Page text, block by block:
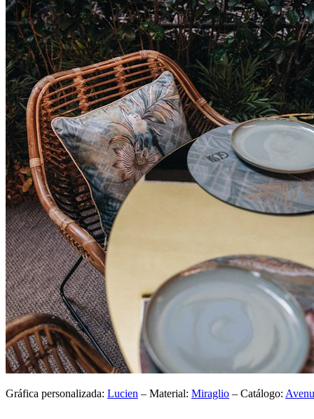
Gráfica personalizada: Lucien – Material: Miraglio – Catálogo: